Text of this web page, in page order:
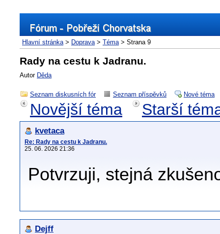
Hlavní stránka> Doprava> Téma> Strana 9
Rady na cestu k Jadranu.
Autor Děda
Seznam diskusních fór Seznam příspěvků Nové téma
Novější téma Starší
kvetaca
Re: Rady na cestu k Jadranu.
25. 06. 2026 21:36
Potvrzuji, stejná
Dejff